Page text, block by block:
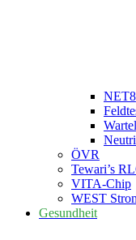
NET8
ÖVR
Tewari’s
VITA-Chip
WEST
Gesundheit